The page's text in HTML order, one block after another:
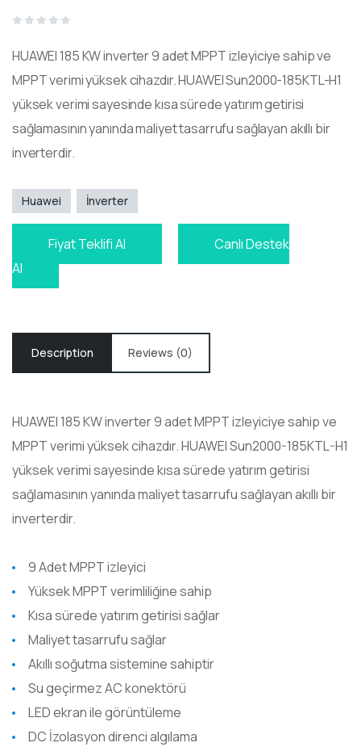
out
5
HUAWEI 185 KW inverter 9 adet MPPT izleyiciye sahip ve
MPPT verimi yüksek cihazdır. HUAWEI Sun2000-185KTL-H1
yüksek verimi sayesinde kısa sürede yatırım getirisi
sağlamasının yanında maliyet tasarrufu sağlayan akıllı bir
inverterdir.
Huawei İnverter
Fiyat Teklifi Al
Canlı Destek
Al
Description Reviews (0)
HUAWEI 185 KW inverter 9 adet MPPT izleyiciye sahip ve
MPPT verimi yüksek cihazdır. HUAWEI Sun2000-185KTL-H1
yüksek verimi sayesinde kısa sürede yatırım getirisi
sağlamasının yanında maliyet tasarrufu sağlayan akıllı bir
inverterdir.
9 Adet MPPT izleyici
Yüksek MPPT verimliliğine sahip
Kısa sürede yatırım getirisi sağlar
Maliyet tasarrufu sağlar
Akıllı soğutma sistemine sahiptir
Su geçirmez AC konektörü
LED ekran ile görüntüleme
DC İzolasyon direnci algılama